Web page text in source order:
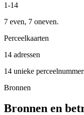
1-14
7 even, 7 oneven.
Perceelkaarten
14 adressen
14 unieke
Bronnen
Bronnen en